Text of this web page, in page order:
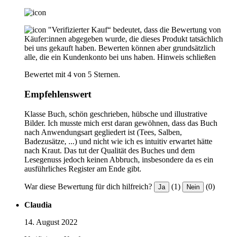
"Verifizierter Kauf“ bedeutet, dass die Bewertung von
Käufer:innen abgegeben wurde, die dieses Produkt tatsächlich
bei uns gekauft haben. Bewerten können aber grundsätzlich
alle, die ein Kundenkonto bei uns haben. Hinweis schließen
Bewertet mit 4 von 5 Sternen.
Empfehlenswert
Klasse Buch, schön geschrieben, hübsche und illustrative
Bilder. Ich musste mich erst daran gewöhnen, dass das Buch
nach Anwendungsart gegliedert ist (Tees, Salben,
Badezusätze, ...) und nicht wie ich es intuitiv erwartet hätte
nach Kraut. Das tut der Qualität des Buches und dem
Lesegenuss jedoch keinen Abbruch, insbesondere da es ein
ausführliches Register am Ende gibt.
War diese Bewertung für dich hilfreich? Ja (1) Nein (0)
Claudia
14. August 2022